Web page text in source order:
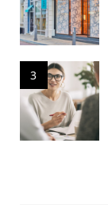
3